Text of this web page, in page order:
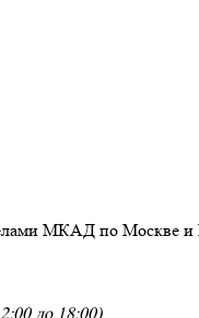
МКАД по Москве
до 18:00)